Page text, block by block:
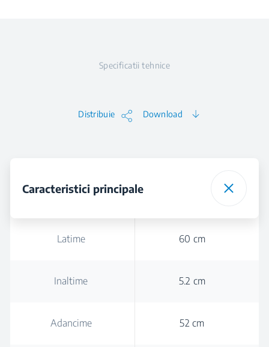
Specificatii tehnice
Distribuie Download
Caracteristici principale
Latime 60 cm
Inaltime 5.2 cm
Adancime 52 cm